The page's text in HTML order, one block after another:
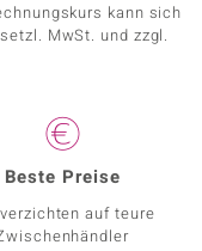
kann sich
MwSt. und zzgl.
Beste Preise
auf teure